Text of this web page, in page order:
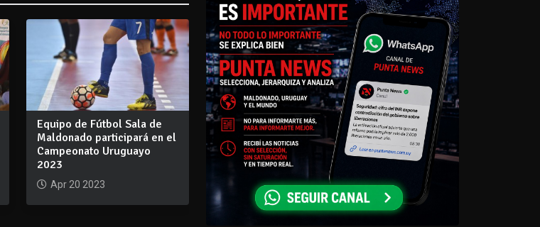
Equipo de Fútbol Sala de
Maldonado participará en el
Campeonato Uruguayo
2023
Apr 20 2023